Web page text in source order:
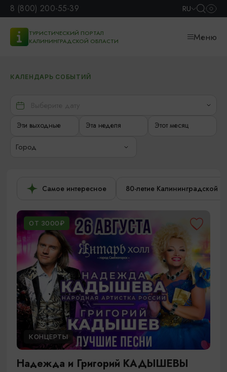
8 (800) 200-55-39 RU
ТУРИСТИЧЕСКИЙ ПОРТАЛ
КАЛИНИНГРАДСКОЙ ОБЛАСТИ
Меню
КАЛЕНДАРЬ СОБЫТИЙ
Эти выходные Эта неделя Этот месяц
Город
Самое интересное 80-летие Калининградской
ОТ 3000₽
КОНЦЕРТЫ
Надежда и Григорий КАДЫШЕВЫ